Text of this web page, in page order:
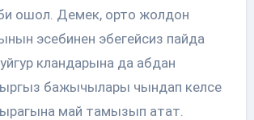
ошол. Демек, орто жолдон
эсебинен эбегейсиз пайда
кландарына да абдан
бажычылары чындап келсе
май тамызып атат.